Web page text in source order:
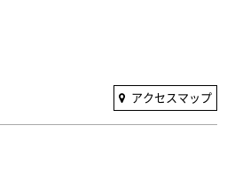
アクセスマップ